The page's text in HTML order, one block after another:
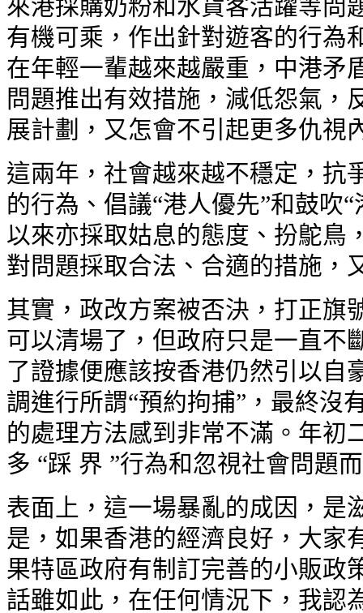
來港採購奶粉和水貨客活躍等問
有機可乘，作出針對遊客的行為
在年輕一輩越來越嚴重，中港矛
問題推出有效措施，減低怨氣，
展計劃，又怎會不引起更多仇視
這兩年，社會越來越不穩定，抗
的行為、倡議“港人優先”和鼓吹
以來亦採取姑息的態度、扮鴕鳥
對問題採取合法、合適的措施，
其實，政改方案被否決，打正旗
可以清場了，但政府只是一直不
了證據便應該按香港仍然引以自
調進行所謂“預約拘捕”，最終沒
的處理方法感到非常不滿。年初
多 “踩 界 ”行為和忽視社會問題
表面上，這一場暴亂的成因，是
是，如果香港的經濟良好，大家
果特區政府有制訂完善的小販政
話雖如此，在任何情況下，我認